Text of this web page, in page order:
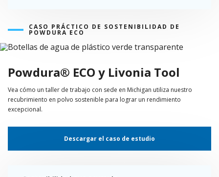
CASO PRÁCTICO DE SOSTENIBILIDAD DE
POWDURA ECO
Powdura® ECO y Livonia Tool
Vea cómo un taller de trabajo con sede en Michigan utiliza nuestro
recubrimiento en polvo sostenible para lograr un rendimiento
excepcional.
Descargar el caso de estudio